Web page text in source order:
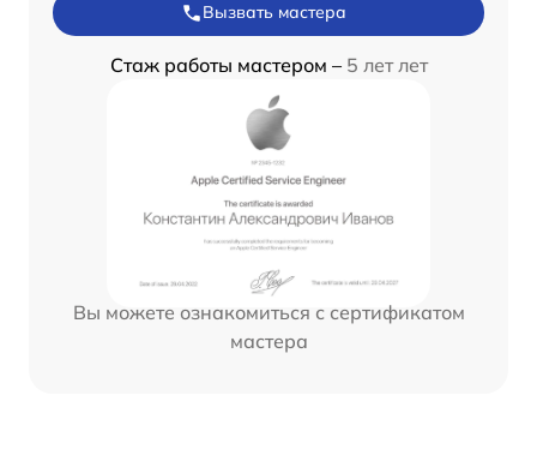
Вызвать мастера
Стаж работы мастером – 5 лет лет
Вы можете ознакомиться с сертификатом
мастера